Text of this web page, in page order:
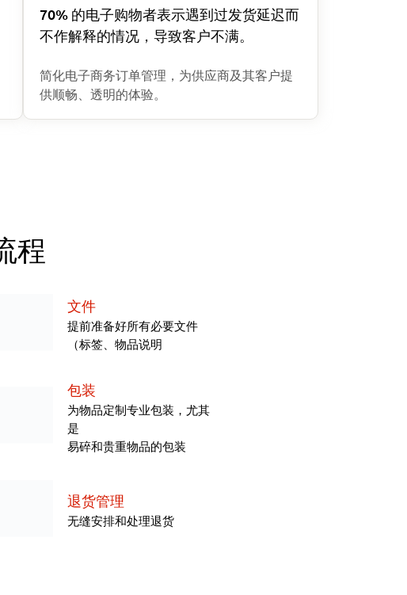
70% 的电子购物者表示遇到过发货延迟而
不作解释的情况，导致客户不满。
简化电子商务订单管理，为供应商及其客户提
供顺畅、透明的体验。
程
文件
提前准备好所有必要文件
（标签、物品说明
包装
为物品定制专业包装，尤其
是
易碎和贵重物品的包装
退货管理
无缝安排和处理退货